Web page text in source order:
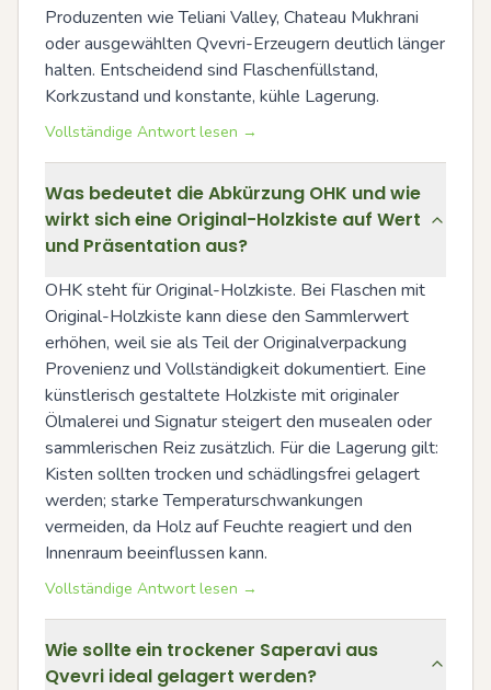
Produzenten wie Teliani Valley, Chateau Mukhrani
oder ausgewählten Qvevri-Erzeugern deutlich länger
halten. Entscheidend sind Flaschenfüllstand,
Korkzustand und konstante, kühle Lagerung.
Vollständige Antwort lesen →
Was bedeutet die Abkürzung OHK und wie
wirkt sich eine Original-Holzkiste auf Wert
und Präsentation aus?
OHK steht für Original-Holzkiste. Bei Flaschen mit
Original-Holzkiste kann diese den Sammlerwert
erhöhen, weil sie als Teil der Originalverpackung
Provenienz und Vollständigkeit dokumentiert. Eine
künstlerisch gestaltete Holzkiste mit originaler
Ölmalerei und Signatur steigert den musealen oder
sammlerischen Reiz zusätzlich. Für die Lagerung gilt:
Kisten sollten trocken und schädlingsfrei gelagert
werden; starke Temperaturschwankungen
vermeiden, da Holz auf Feuchte reagiert und den
Innenraum beeinflussen kann.
Vollständige Antwort lesen →
Wie sollte ein trockener Saperavi aus
Qvevri ideal gelagert werden?